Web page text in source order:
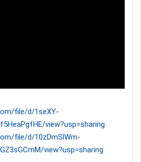
file/d/1seXY-
view?usp=sharing
file/d/10zDmSlWm-
view?usp=sharing